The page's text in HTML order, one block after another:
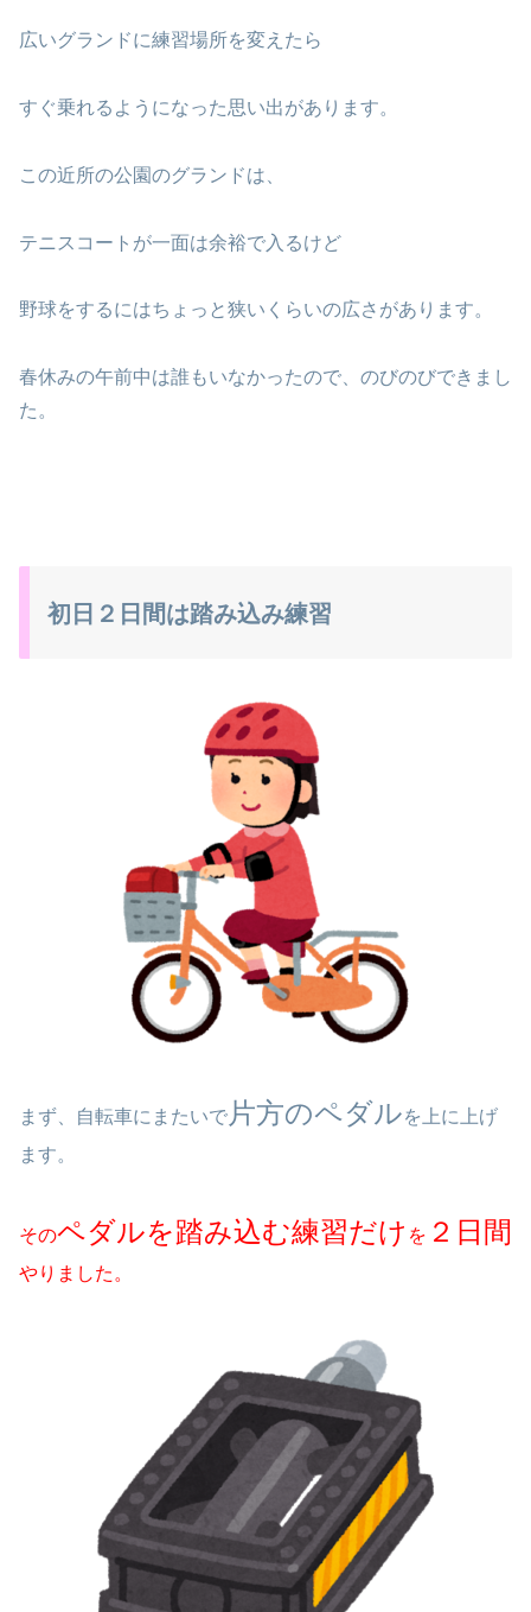
広いグランドに練習場所を変えたら
すぐ乗れるようになった思い出があります。
この近所の公園のグランドは、
テニスコートが一面は余裕で入るけど
野球をするにはちょっと狭いくらいの広さがあります。
春休みの午前中は誰もいなかったので、のびのびできまし
た。
初日２日間は踏み込み練習
まず、自転車にまたいで 片方のペダルを上に上げ
ます。
そのペダルを踏み込む練習だけ を ２日間
やりました。